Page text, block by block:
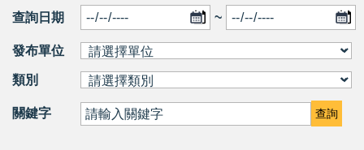
查詢日期 ~
發布單位
類別
關鍵字 查詢